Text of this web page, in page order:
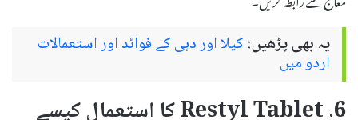
یہ بھی پڑھیں:کیلا اور دہی کے فوائد اور استعمالات
اردو میں
6. Restyl Tablet کا استعمال کیسے